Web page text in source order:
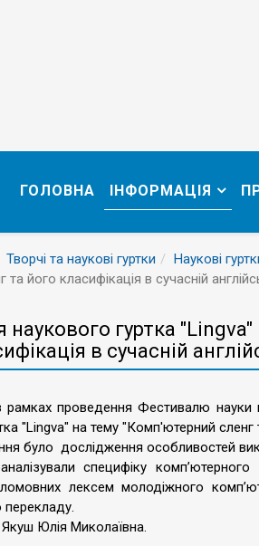
ГОЛОВНА ІНФОРМАЦІЯ
Творчі та наукові гуртки Наукові
його класифікація в сучасній
наукового гуртка
в сучасній
рамках проведення Фестивалю науки
"Lingva" на тему "Комп'ютерний сленг
було дослідження особливостей
специфіку
лексем молодіжного
перекладу.
Юлія Миколаївна.